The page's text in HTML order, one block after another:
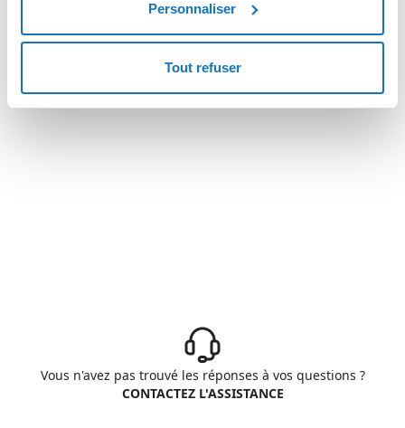
Personnaliser
Tout refuser
Vous n'avez pas trouvé les réponses à vos questions ?
CONTACTEZ L'ASSISTANCE